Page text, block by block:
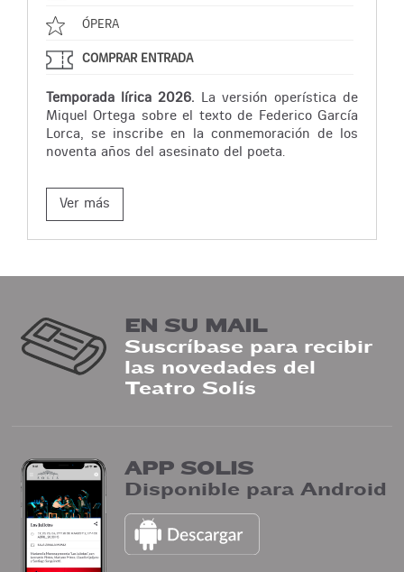
ÓPERA
COMPRAR ENTRADA
Temporada lírica 2026. La versión operística de
Miquel Ortega sobre el texto de Federico García
Lorca, se inscribe en la conmemoración de los
noventa años del asesinato del poeta.
Ver más
EN SU MAIL
Suscríbase para recibir
las novedades del
Teatro Solís
APP SOLIS
Disponible para Android